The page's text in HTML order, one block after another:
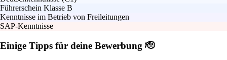
Führerschein Klasse B
Kenntnisse im Betrieb von Freileitungen
SAP-Kenntnisse
Einige Tipps für deine Bewerbung 🫡